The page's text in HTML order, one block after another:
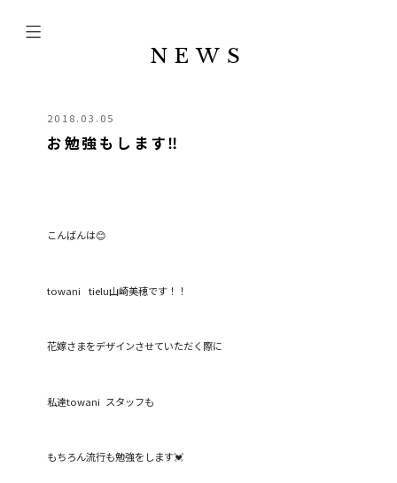
NEWS
2018.03.05
お勉強もします‼︎
こんばんは😊
towani tielu山崎美穂です！！
花嫁さまをデザインさせていただく際に
私達towani スタッフも
もちろん流行も勉強をします💓